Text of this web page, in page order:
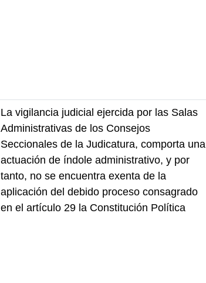
La vigilancia judicial ejercida por las Salas
Administrativas de los Consejos
Seccionales de la Judicatura, comporta una
actuación de índole administrativo, y por
tanto, no se encuentra exenta de la
aplicación del debido proceso consagrado
en el artículo 29 la Constitución Política